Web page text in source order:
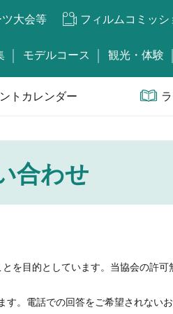
大会等 フィルムコミッシ
モデルコース 観光・体験
トカレンダー
合わせ
を目的としています。当協会の許
。電話での回答をご希望されない